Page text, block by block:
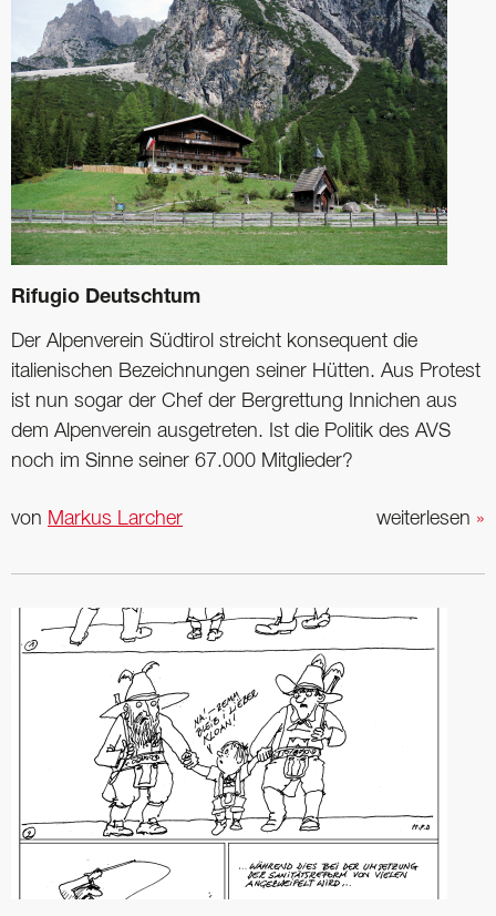
Rifugio Deutschtum
Der Alpenverein Südtirol streicht konsequent die
italienischen Bezeichnungen seiner ­Hütten. Aus Protest
ist nun sogar der Chef der Bergrettung Innichen aus
dem Alpenverein ­ausgetreten. Ist die Politik des AVS
noch im Sinne seiner 67.000 Mitglieder?
weiterlesen »
von Markus Larcher